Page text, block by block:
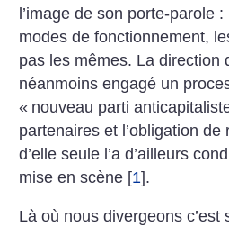
l’image de son porte-parole
modes de fonctionnement,
pas les mêmes. La direction
néanmoins engagé un
« nouveau parti
partenaires et l’obligation
d’elle seule l’a d’ailleurs
mise en scène [1].
Là où nous divergeons